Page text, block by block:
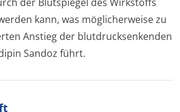
kann, was möglicherweise zu
Anstieg der blutdrucksenkenden
Sandoz führt.